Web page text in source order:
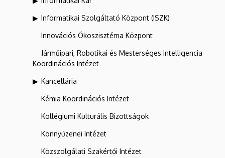
Informatikai Szolgáltató Központ (ISZK)
Innovációs Ökoszisztéma Központ
Járműipari, Robotikai és Mesterséges Intelligencia
Koordinációs Intézet
Kancellária
Kémia Koordinációs Intézet
Kollégiumi Kulturális Bizottságok
Könnyűzenei Intézet
Közszolgálati Szakértői Intézet